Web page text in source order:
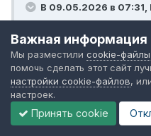
В 09.05.2026 в 07:31,
экономическая ситуация
неизбежны
не против оптимизаций, но
последовательности и нет
информацию. А
снобизма: а то как
Важная информация
Мы разместили cookie-файлы
помочь сделать этот сайт
настройки cookie-файлов,
настроек.
Принять cookie